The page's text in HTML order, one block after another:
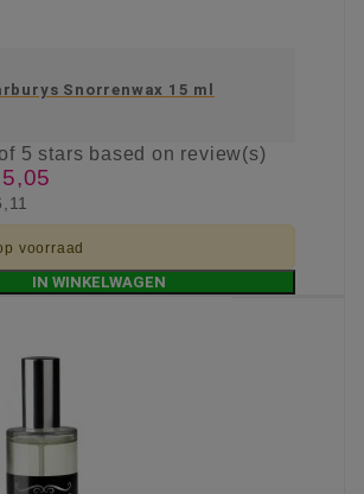
Snorrenwax 15 ml
5 stars based on review(s)
voorraad
IN WINKELWAGEN